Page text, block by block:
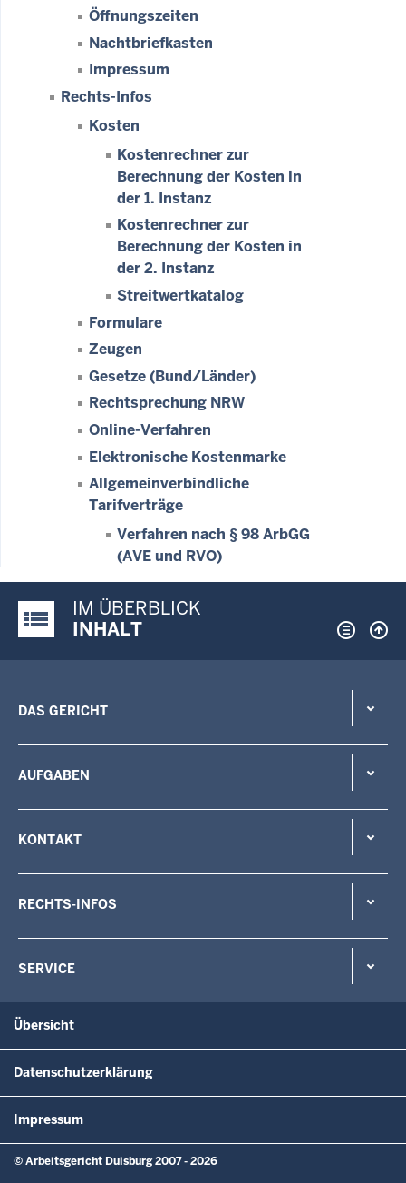
Öffnungszeiten
Nachtbriefkasten
Impressum
Rechts-Infos
Kosten
Kostenrechner zur
Berechnung der Kosten in
der 1. Instanz
Kostenrechner zur
Berechnung der Kosten in
der 2. Instanz
Streitwertkatalog
Formulare
Zeugen
Gesetze (Bund/Länder)
Rechtsprechung NRW
Online-Verfahren
Elektronische Kostenmarke
Allgemeinverbindliche
Tarifverträge
Verfahren nach § 98 ArbGG
(AVE und RVO)
Justiz-Portal im Überblick:
IM ÜBERBLICK
INHALT
DAS GERICHT
AUFGABEN
KONTAKT
RECHTS-INFOS
SERVICE
Übersicht
Datenschutzerklärung
Impressum
© Arbeitsgericht Duisburg 2007 - 2026